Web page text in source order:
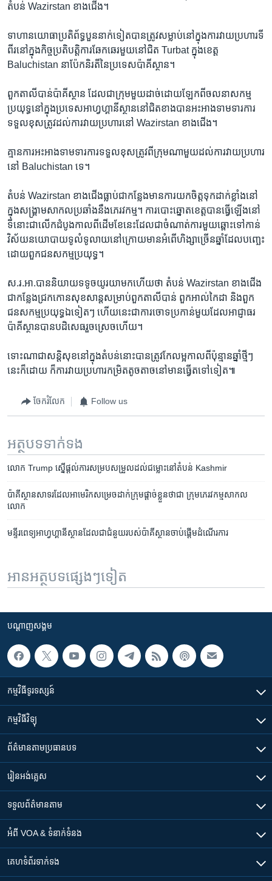
តំបន់ Wazirstan ខាង​ជើង។
ទាហាន​យោធា​ប្រតិព័ទ្ធ​បួន​នាក់​ទៀត​បាន​ត្រូវ​សម្លាប់​នៅ​ក្នុង​ការ​វាយ​ប្រហារ​ទី​
ពីរ​នៅ​ក្នុង​កិច្ច​ប្រតិបត្តិការ​ឆែក​ឆេរ​មួយ​នៅ​ជិត​ Turbat ក្នុង​ខេត្ត​
Baluchistan នា​ប៉ែក​និរតី​នៃប្រទេស​ប៉ាគីស្ថាន។​
ពួក​តាលីបាន់​ប៉ាគីស្ថាន​ ដែល​ជា​ក្រុម​មួយ​ដាច់​ដោយ​ឡែក​ពី​ចលនា​សកម្ម​
ប្រយុទ្ធ​នៅ​ក្នុង​ប្រទេស​អាហ្វហ្គានីស្ថាន​នៅ​ជិត​ខាង​បាន​អះអាង​ទាម​ទារ​ការ​
ទទួល​ខុស​ត្រូវ​ដល់​ការ​វាយប្រហារ​នៅ​ Wazirstan ខាង​ជើង។​
គ្មាន​ការ​អះ​អាង​ទាមទារ​ការ​ទទួល​ខុស​ត្រូវ​ពី​ក្រុម​ណា​មួយ​ដល់​ការ​វាយ​ប្រហារ​
នៅ ​Baluchistan​ ទេ។​
តំបន់​ Wazirstan ​ខាង​ជើង​ធ្លាប់​ជា​កន្លែង​មាន​ការ​យក​ចិត្ត​ទុក​ដាក់​ខ្លាំង​នៅ​
ក្នុង​សង្គ្រាម​សាកល​ប្រឆាំង​នឹង​ភេរវកម្ម។ ការ​បោះឆ្នោត​ខេត្ត​បាន​ធ្វើ​ឡើង​នៅ​
ទី​នោះ​ជា​លើក​ដំបូង​កាល​ពី​ដើម​ខែ​នេះ​ដែល​ជា​ចំណាត់​ការ​មួយ​ឆ្ពោះ​ទៅ​កាន់​
វិស័យ​នយោបាយ​ទូលំ​ទូលាយ​នៅ​ក្រោយ​មាន​អំពើ​ហិង្សា​ច្រើន​ឆ្នាំ​ដែល​បញ្ឆេះ​
ដោយ​ពួក​ជន​សកម្ម​ប្រយុទ្ធ។
ស.រ.អា.​បាន​និយាយ​ទទូច​យូរ​យា​មក​ហើយ​ថា​ តំបន់ ​Wazirstan ​ខាង​ជើង​
ជា​កន្លែង​ជ្រក​កោន​សុខ​សាន្ត​សម្រាប់​ពួក​តាលីបាន់​ ពួក​អាល់កៃដា និង​ពួក​
ជន​សកម្ម​ប្រយុទ្ធ​ឯទៀតៗ ​ហើយ​នេះ​ជា​ការ​ចោទ​ប្រកាន់​មួយ​ដែល​អាជ្ញាធរ​
ប៉ាគីស្ថាន​បានបដិសេធ​រួច​ស្រេច​ហើយ។​
ទោះណា​ជា​សន្តិសុខ​នៅ​ក្នុង​តំបន់​នោះ​បាន​ត្រូវ​កែ​លម្អ​កាល​ពី​ប៉ុន្មាន​ឆ្នាំ​ថ្មីៗ​
នេះ​ក៏​ដោយ​ ក៏​ការ​វាយ​ប្រហារ​កម្រិត​តូច​តាច​នៅ​មាន​ធ្វើ​តទៅ​ទៀត៕
ចែករំលែក Follow us
អត្ថបទ​ទាក់ទង
លោក Trump ស្នើ​ផ្ដល់​ការ​សម្របសម្រួល​ដល់​ជម្លោះ​នៅ​តំបន់ Kashmir
ប៉ាគីស្ថាន​សាទរ​ដែល​អាមេរិក​សម្រេច​ដាក់​ក្រុមផ្តាច់​ខ្លួន​ថា​ជា​ ក្រុមភេរវកម្មសាកល​
លោក
មន្ទីរ​ពេទ្យ​​អាហ្វហ្គានីស្ថាន​​ដែល​ជា​ជំនួយ​របស់​ប៉ាគីស្ថានចាប់​ផ្ដើម​ដំណើរ​ការ
អានអត្ថបទផ្សេងៗទៀត
បណ្តាញ​សង្គម
កម្មវិធី​ទូរទស្សន៍
កម្មវិធី​វិទ្យុ
ព័ត៌មាន​តាមប្រធានបទ​
រៀន​​អង់គ្លេស
ទទួល​ព័ត៌មាន​តាម
អំពី​ VOA & ទំនាក់ទំនង
គេហទំព័រ​​ទាក់ទង